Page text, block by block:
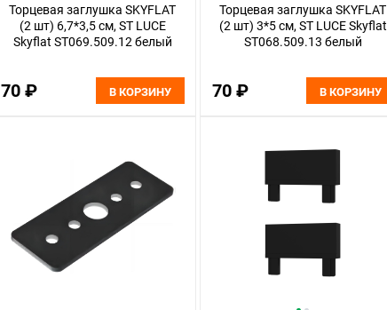
Торцевая заглушка SKYFLAT
(2 шт) 6,7*3,5 см, ST LUCE
Skyflat ST069.509.12 белый
70 ₽ В КОРЗИНУ
Торцевая заглушка SKYFLAT
(2 шт) 3*5 см, ST LUCE Skyflat
ST068.509.13 белый
70 ₽ В КОРЗИНУ